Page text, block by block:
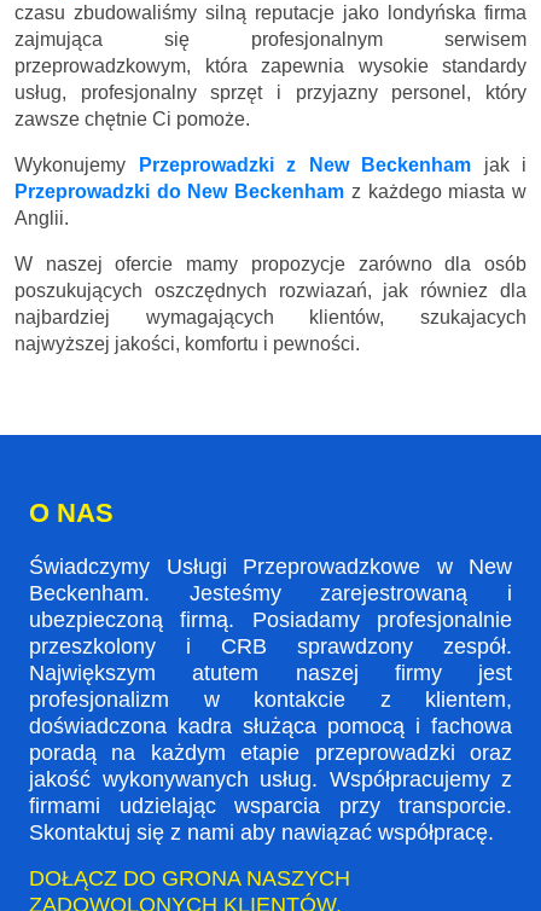
czasu zbudowaliśmy silną reputacje jako londyńska firma
zajmująca się profesjonalnym serwisem
przeprowadzkowym, która zapewnia wysokie standardy
usług, profesjonalny sprzęt i przyjazny personel, który
zawsze chętnie Ci pomoże.
Wykonujemy Przeprowadzki z New Beckenham jak i
Przeprowadzki do New Beckenham z każdego miasta w
Anglii.
W naszej ofercie mamy propozycje zarówno dla osób
poszukujących oszczędnych rozwiazań, jak równiez dla
najbardziej wymagających klientów, szukajacych
najwyższej jakości, komfortu i pewności.
O NAS
Świadczymy Usługi Przeprowadzkowe w New
Beckenham. Jesteśmy zarejestrowaną i
ubezpieczoną firmą. Posiadamy profesjonalnie
przeszkolony i CRB sprawdzony zespół.
Największym atutem naszej firmy jest
profesjonalizm w kontakcie z klientem,
doświadczona kadra służąca pomocą i fachowa
poradą na każdym etapie przeprowadzki oraz
jakość wykonywanych usług. Współpracujemy z
firmami udzielając wsparcia przy transporcie.
Skontaktuj się z nami aby nawiązać współpracę.
DOŁĄCZ DO GRONA NASZYCH
ZADOWOLONYCH KLIENTÓW.